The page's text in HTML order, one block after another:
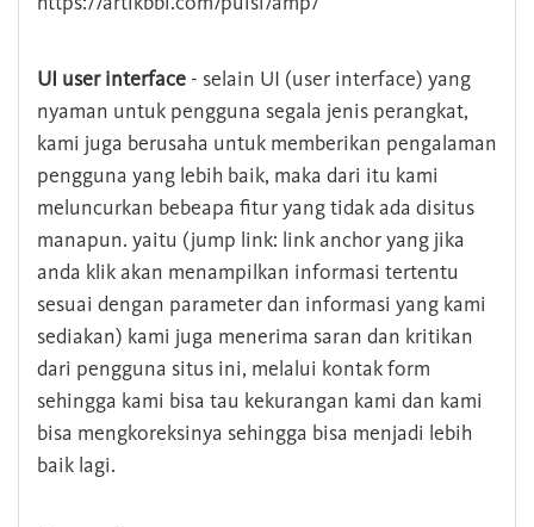
UI user interface - selain UI (user interface) yang
nyaman untuk pengguna segala jenis perangkat,
kami juga berusaha untuk memberikan pengalaman
pengguna yang lebih baik, maka dari itu kami
meluncurkan bebeapa fitur yang tidak ada disitus
manapun. yaitu (jump link: link anchor yang jika
anda klik akan menampilkan informasi tertentu
sesuai dengan parameter dan informasi yang kami
sediakan) kami juga menerima saran dan kritikan
dari pengguna situs ini, melalui kontak form
sehingga kami bisa tau kekurangan kami dan kami
bisa mengkoreksinya sehingga bisa menjadi lebih
baik lagi.